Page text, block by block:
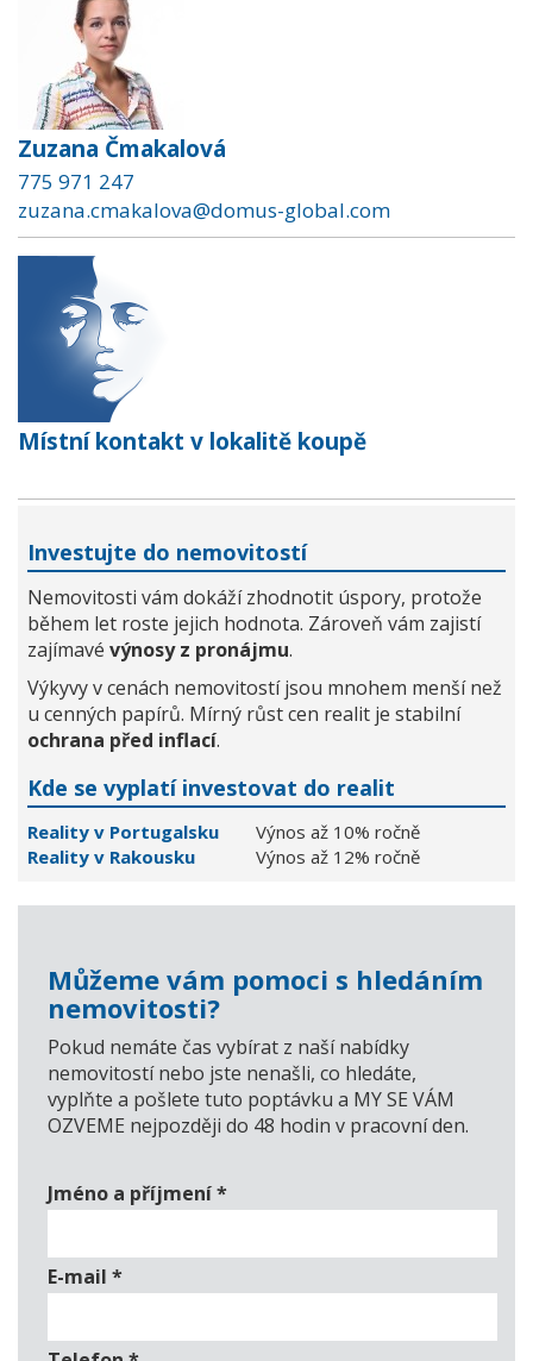
Zuzana Čmakalová
775 971 247
zuzana.cmakalova@domus-global.com
Místní kontakt v lokalitě koupě
Investujte do nemovitostí
Nemovitosti vám dokáží zhodnotit úspory, protože
během let roste jejich hodnota. Zároveň vám zajistí
zajímavé výnosy z pronájmu.
Výkyvy v cenách nemovitostí jsou mnohem menší než
u cenných papírů. Mírný růst cen realit je stabilní
ochrana před inflací.
Kde se vyplatí investovat do realit
Reality v Portugalsku
Výnos až 10% ročně
Reality v Rakousku
Výnos až 12% ročně
Můžeme vám pomoci s hledáním
nemovitosti?
Pokud nemáte čas vybírat z naší nabídky
nemovitostí nebo jste nenašli, co hledáte,
vyplňte a pošlete tuto poptávku a MY SE VÁM
OZVEME nejpozději do 48 hodin v pracovní den.
Jméno a příjmení*
E-mail *